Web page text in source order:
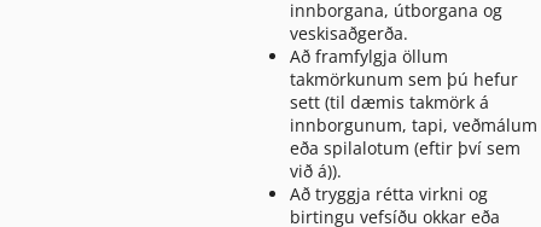
innborgana, útborgana og
veskisaðgerða.
Að framfylgja öllum
takmörkunum sem þú hefur
sett (til dæmis takmörk á
innborgunum, tapi, veðmálum
eða spilalotum (eftir því sem
við á)).
Að tryggja rétta virkni og
birtingu vefsíðu okkar eða